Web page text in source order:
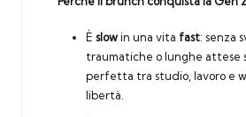
È slowin una vita fast: senza
traumatiche o lunghe attese
perfetta tra studio, lavoro e
libertà.